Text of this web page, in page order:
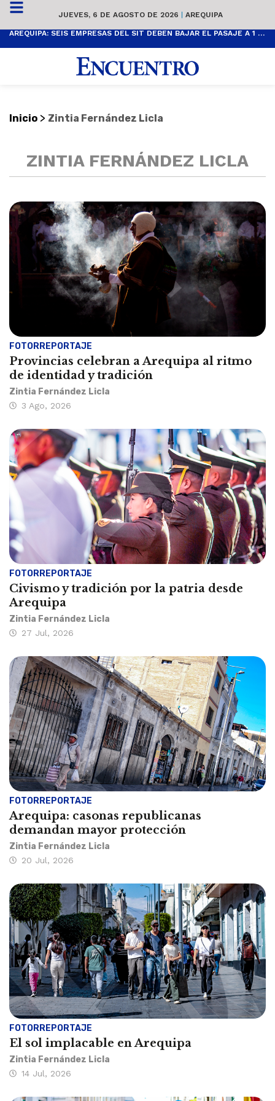
JUEVES, 6 DE AGOSTO DE 2026 | AREQUIPA
AREQUIPA: SEIS EMPRESAS DEL SIT DEBEN BAJAR EL PASAJE A 1 SOL
Inicio > Zintia Fernández Licla
ZINTIA FERNÁNDEZ LICLA
FOTORREPORTAJE
Provincias celebran a Arequipa al ritmo
de identidad y tradición
Zintia Fernández Licla
3 Ago, 2026
FOTORREPORTAJE
Civismo y tradición por la patria desde
Arequipa
Zintia Fernández Licla
27 Jul, 2026
FOTORREPORTAJE
Arequipa: casonas republicanas
demandan mayor protección
Zintia Fernández Licla
20 Jul, 2026
FOTORREPORTAJE
El sol implacable en Arequipa
Zintia Fernández Licla
14 Jul, 2026